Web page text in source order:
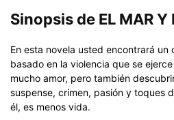
Sinopsis de EL MAR Y
En esta novela usted encontrará un
basado en la violencia que se
mucho amor, pero también
suspense, crimen, pasión y toques
él, es menos vida.